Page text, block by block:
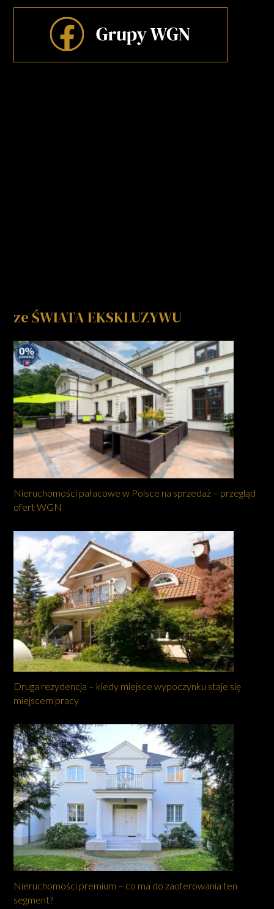
ze ŚWIATA EKSKLUZYWU
Nieruchomości pałacowe w Polsce na sprzedaż – przegląd
ofert WGN
Druga rezydencja – kiedy miejsce wypoczynku staje się
miejscem pracy
Nieruchomości premium – co ma do zaoferowania ten
segment?